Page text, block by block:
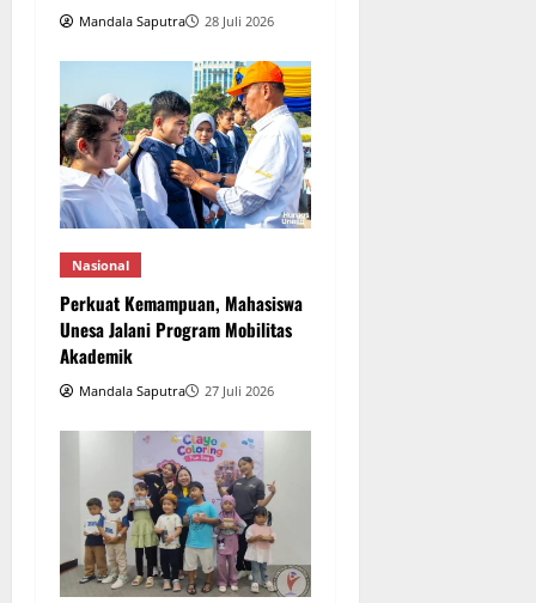
Mandala Saputra 28 Juli 2026
Nasional
Perkuat Kemampuan, Mahasiswa
Unesa Jalani Program Mobilitas
Akademik
Mandala Saputra 27 Juli 2026